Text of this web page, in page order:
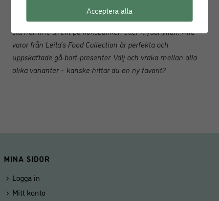
smakfulla tryfflarna, popcornen och kryddorna paketeras i
vackra förpackningar som är designade av Leila för att låta
stå framme direkt på köksbänken eller kryddhyllan. Alla
varor från Leila’s Food Collection är perfekta och
uppskattade gå-bort-presenter. Välj och vraka mellan alla
olika varianter – kanske hittar du en ny favorit?
MINA SIDOR
Logga in
Mitt konto
Acceptera alla